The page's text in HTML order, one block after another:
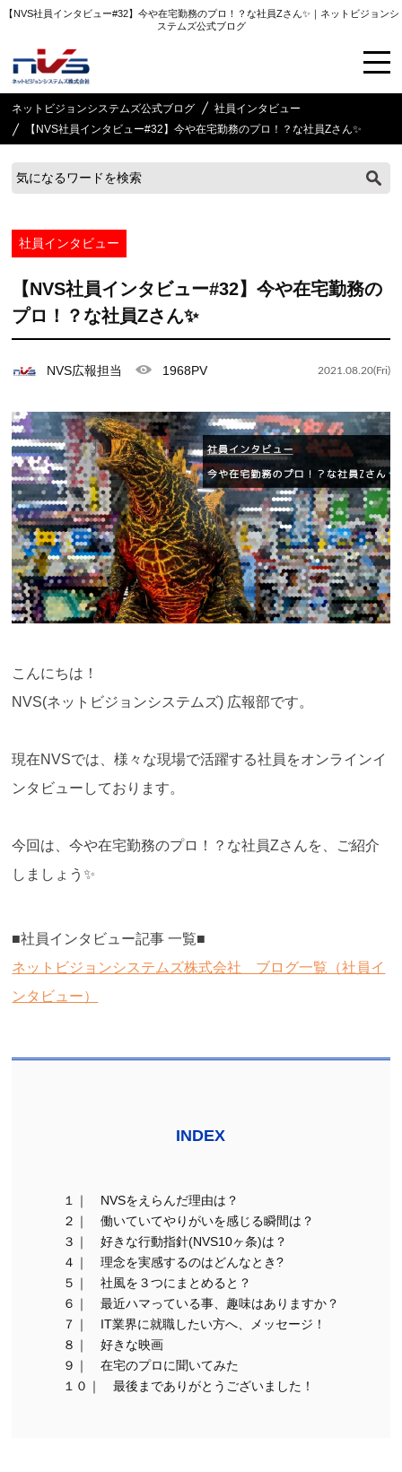
【NVS社員インタビュー#32】今や在宅勤務のプロ！？な社員Zさん✨｜ネットビジョンシ
ステムズ公式ブログ
ネットビジョンシステムズ公式ブログ
社員インタビュー
【NVS社員インタビュー#32】今や在宅勤務のプロ！？な社員Zさん✨
社員インタビュー
【NVS社員インタビュー#32】今や在宅勤務の
プロ！？な社員Zさん✨
NVS広報担当 1968PV 2021.08.20(Fri)
こんにちは！
NVS(ネットビジョンシステムズ) 広報部です。
現在NVSでは、様々な現場で活躍する社員をオンラインイ
ンタビューしております。
今回は、今や在宅勤務のプロ！？な社員Zさんを、ご紹介
しましょう✨
■社員インタビュー記事 一覧■
ネットビジョンシステムズ株式会社 ブログ一覧（社員イ
ンタビュー）
INDEX
１｜ NVSをえらんだ理由は？
２｜ 働いていてやりがいを感じる瞬間は？
３｜ 好きな行動指針(NVS10ヶ条)は？
４｜ 理念を実感するのはどんなとき?
５｜ 社風を３つにまとめると？
６｜ 最近ハマっている事、趣味はありますか？
７｜ IT業界に就職したい方へ、メッセージ！
８｜ 好きな映画
９｜ 在宅のプロに聞いてみた
１０｜ 最後までありがとうございました！